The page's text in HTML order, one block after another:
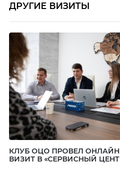
ДРУГИЕ ВИЗИТЫ
КЛУБ ОЦО ПРОВЕЛ ОНЛАЙН
ВИЗИТ В «СЕРВИСНЫЙ